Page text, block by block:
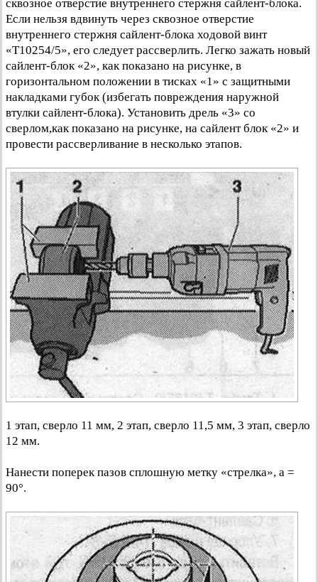
сквозное отверстие внутреннего стержня сайлент-блока.
Если нельзя вдвинуть через сквозное отверстие
внутреннего стержня сайлент-блока ходовой винт
«Т10254/5», его следует рассверлить. Легко зажать новый
сайлент-блок «2», как показано на рисунке, в
горизонтальном положении в тисках «1» с защитными
накладками губок (избегать повреждения наружной
втулки сайлент-блока). Установить дрель «3» со
сверлом,как показано на рисунке, на сайлент блок «2» и
провести рассверливание в несколько этапов.
1 этап, сверло 11 мм, 2 этап, сверло 11,5 мм, 3 этап, сверло
12 мм.
Нанести поперек пазов сплошную метку «стрелка», а =
90°.